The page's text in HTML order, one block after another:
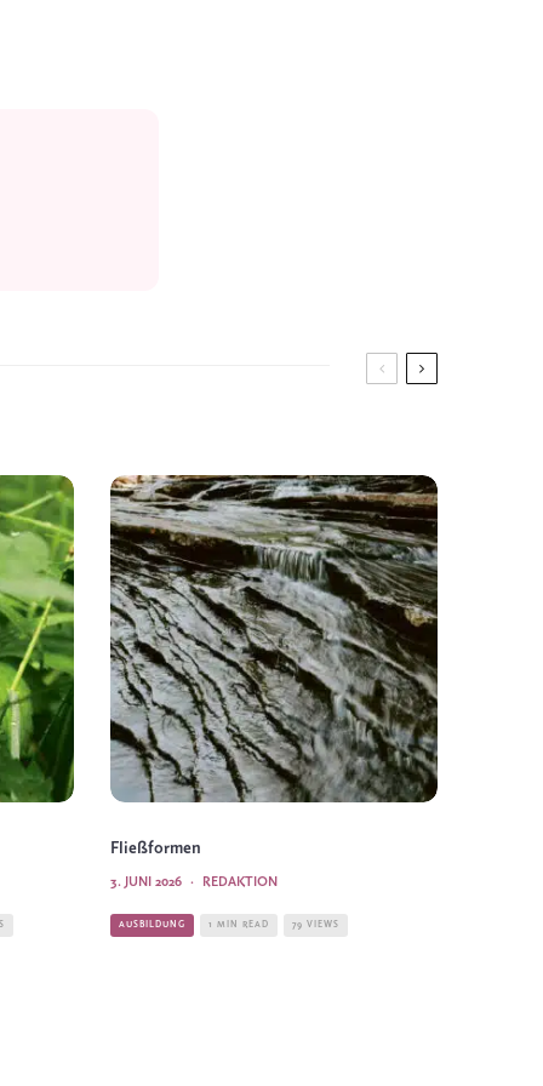
Fließformen
REDAKTION
·
3. JUNI 2026
AUSBILDUNG 1 MIN READ 79 VIEWS